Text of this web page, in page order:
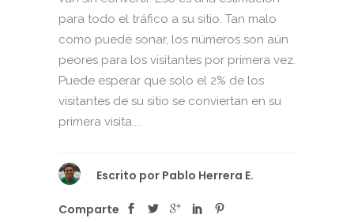
para todo el tráfico a su sitio. Tan malo
como puede sonar, los números son aún
peores para los visitantes por primera vez.
Puede esperar que solo el 2% de los
visitantes de su sitio se conviertan en su
primera visita....
Escrito por Pablo Herrera E.
Comparte